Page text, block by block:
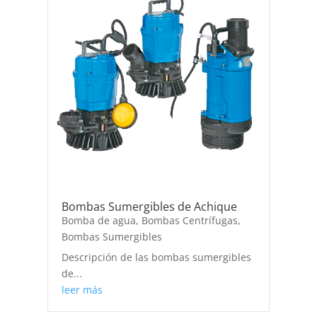
Bombas Sumergibles de Achique
Bomba de agua, Bombas Centrífugas,
Bombas Sumergibles
Descripción de las bombas sumergibles
de...
leer más